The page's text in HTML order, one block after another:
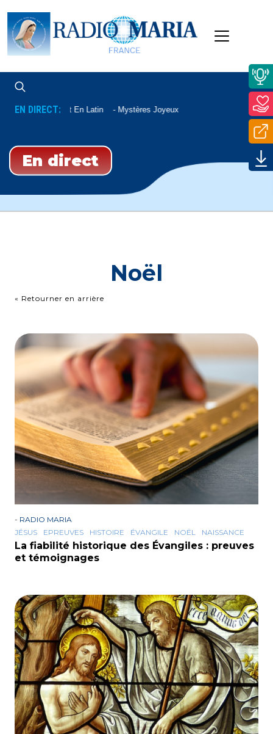
EN DIRECT:
Chapelet En Latin Mystères Joyeux
En direct
Noël
« Retourner en arrière
- RADIO MARIA
JÉSUS
EPREUVES HISTOIRE ÉVANGILE NOËL NAISSANCE
La fiabilité historique des Évangiles : preuves
et témoignages